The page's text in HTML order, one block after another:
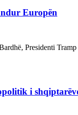
Europën
Presidenti
i